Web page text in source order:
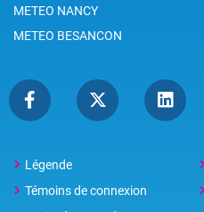
METEO NANCY
METEO BESANCON
Légende
Témoins de connexion